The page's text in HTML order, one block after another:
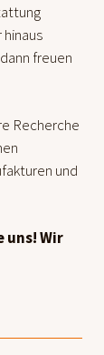
freuen
Recherche
und
uns! Wir